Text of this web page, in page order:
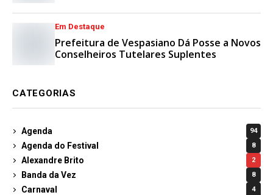
Em Destaque
Prefeitura de Vespasiano Dá Posse a Novos
Conselheiros Tutelares Suplentes
CATEGORIAS
Agenda 94
Agenda do Festival 8
Alexandre Brito 2
Banda da Vez 8
Carnaval 4